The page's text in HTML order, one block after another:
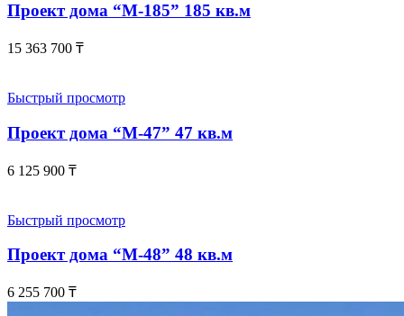
Проект дома “М-185” 185 кв.м
15 363 700 ₸
Быстрый просмотр
Проект дома “М-47” 47 кв.м
6 125 900 ₸
Быстрый просмотр
Проект дома “М-48” 48 кв.м
6 255 700 ₸